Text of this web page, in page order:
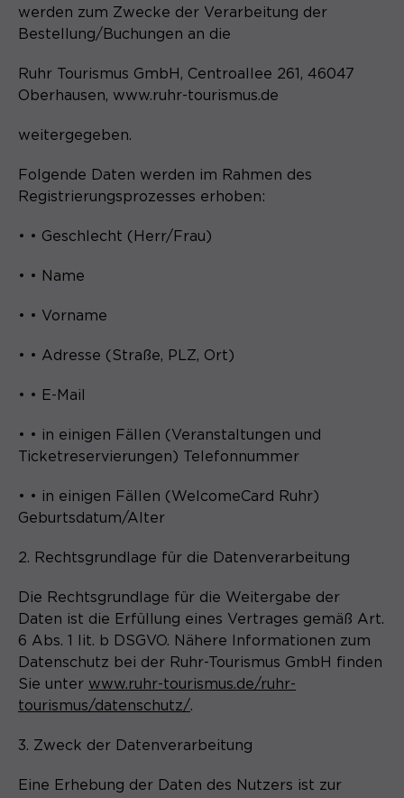
werden zum Zwecke der Verarbeitung der
Bestellung/Buchungen an die
Ruhr Tourismus GmbH, Centroallee 261, 46047
Oberhausen, www.ruhr-tourismus.de
weitergegeben.
Folgende Daten werden im Rahmen des
Registrierungsprozesses erhoben:
• • Geschlecht (Herr/Frau)
• • Name
• • Vorname
• • Adresse (Straße, PLZ, Ort)
• • E-Mail
• • in einigen Fällen (Veranstaltungen und
Ticketreservierungen) Telefonnummer
• • in einigen Fällen (WelcomeCard Ruhr)
Geburtsdatum/Alter
2. Rechtsgrundlage für die Datenverarbeitung
Die Rechtsgrundlage für die Weitergabe der
Daten ist die Erfüllung eines Vertrages gemäß Art.
6 Abs. 1 lit. b DSGVO. Nähere Informationen zum
Datenschutz bei der Ruhr-Tourismus GmbH finden
Sie unter www.ruhr-tourismus.de/ruhr-
tourismus/datenschutz/.
3. Zweck der Datenverarbeitung
Eine Erhebung der Daten des Nutzers ist zur